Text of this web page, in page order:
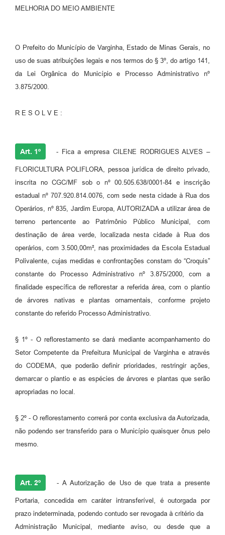
MELHORIA DO MEIO AMBIENTE
O Prefeito do Município de Varginha, Estado de Minas Gerais, no
uso de suas atribuições legais e nos termos do § 3º, do artigo 141,
da Lei Orgânica do Município e Processo Administrativo nº
3.875/2000.
R E S O L V E :
Art. 1º - Fica a empresa CILENE RODRIGUES ALVES –
FLORICULTURA POLIFLORA, pessoa jurídica de direito privado,
inscrita no CGC/MF sob o nº 00.505.638/0001-84 e inscrição
estadual nº 707.920.814.0076, com sede nesta cidade à Rua dos
Operários, nº 835, Jardim Europa, AUTORIZADA a utilizar área de
terreno pertencente ao Patrimônio Público Municipal, com
destinação de área verde, localizada nesta cidade à Rua dos
operários, com 3.500,00m², nas proximidades da Escola Estadual
Polivalente, cujas medidas e confrontações constam do “Croquis”
constante do Processo Administrativo nº 3.875/2000, com a
finalidade específica de reflorestar a referida área, com o plantio
de árvores nativas e plantas ornamentais, conforme projeto
constante do referido Processo Administrativo.
§ 1º - O reflorestamento se dará mediante acompanhamento do
Setor Competente da Prefeitura Municipal de Varginha e através
do CODEMA, que poderão definir prioridades, restringir ações,
demarcar o plantio e as espécies de árvores e plantas que serão
apropriadas no local.
§ 2º - O reflorestamento correrá por conta exclusiva da Autorizada,
não podendo ser transferido para o Município quaisquer ônus pelo
mesmo.
Art. 2º - A Autorização de Uso de que trata a presente
Portaria, concedida em caráter intransferível, é outorgada por
prazo indeterminada, podendo contudo ser revogada à critério da
Administração Municipal, mediante aviso, ou desde que a